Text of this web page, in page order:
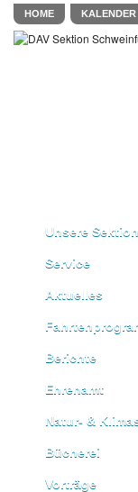
HOME KALENDER
Unsere Sektion
Service
Aktuelles
Berichte
Ehrenamt
Natur- &
Bücherei
Vorträge